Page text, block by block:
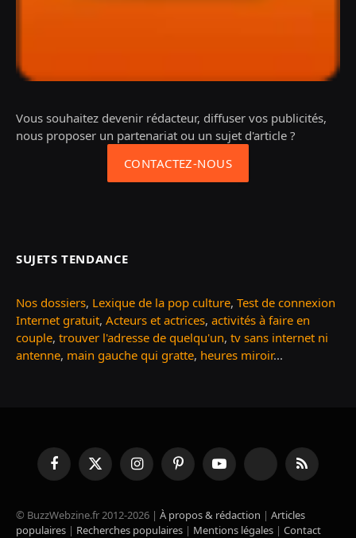
Vous souhaitez devenir rédacteur, diffuser vos publicités,
nous proposer un partenariat ou un sujet d'article ?
CONTACTEZ-NOUS
SUJETS TENDANCE
Nos dossiers, Lexique de la pop culture, Test de connexion
Internet gratuit, Acteurs et actrices, activités à faire en
couple, trouver l'adresse de quelqu'un, tv sans internet ni
antenne, main gauche qui gratte, heures miroir...
FacebookX
(Twitter)
InstagramPinterestYouTube TikTok RSS
© BuzzWebzine.fr 2012-2026 | À propos & rédaction | Articles
populaires | Recherches populaires | Mentions légales | Contact